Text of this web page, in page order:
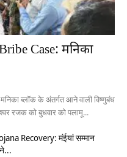
Case: मनिका
ब्लॉक के अंतर्गत आने वाली विष्णुबंध
रजक को बुधवार को पलामू...
Recovery: मंईयां सम्मान